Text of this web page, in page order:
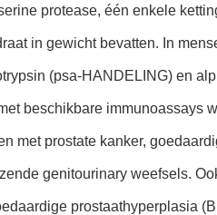
protease, één enkele
in gewicht bevatten. In
(psa-HANDELING) en
beschikbare immunoassays
met prostate kanker,
genitourinary weefsels.
prostaathyperplasia